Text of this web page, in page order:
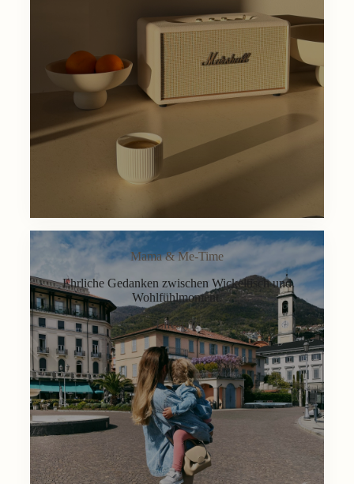
Mama & Me-Time
Ehrliche Gedanken zwischen Wickeltisch und
Wohlfühlmoment.
Lifestyle